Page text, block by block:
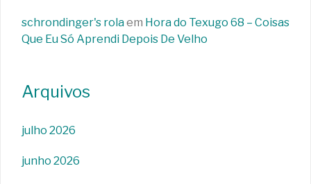
schrondinger's rolaem Hora do Texugo 68 – Coisas
Que Eu Só Aprendi Depois De Velho
Arquivos
julho 2026
junho 2026